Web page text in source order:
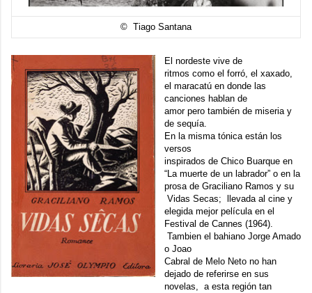
© Tiago Santana
El nordeste vive de
ritmos como el forró, el xaxado,
el maracatú en donde las
canciones hablan de
amor pero también de miseria y
de sequía.
En la misma tónica están los
versos
inspirados de Chico Buarque en
“La muerte de un labrador” o en la
prosa de Graciliano Ramos y su
Vidas Secas; llevada al cine y
elegida mejor película en el
Festival de Cannes (1964).
Tambien el bahiano Jorge Amado
o Joao
Cabral de Melo Neto no han
dejado de referirse en sus
novelas, a esta región tan